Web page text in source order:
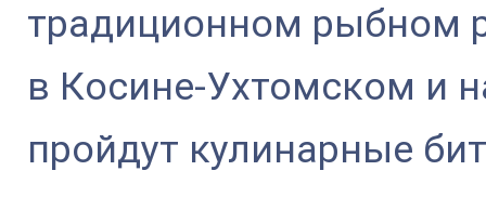
традиционном рыбном
в Косине-Ухтомском и
пройдут кулинарные